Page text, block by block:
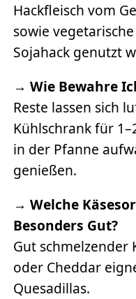
Hackfleisch vom
sowie
Sojahack genutzt
→Wie Bewahre
Reste lassen sich
Kühlschrank für
in der Pfanne
genießen.
→Welche
Besonders Gut?
Gut schmelzender
oder Cheddar
Quesadillas.